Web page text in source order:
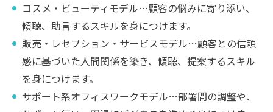
コスメ・ビューティモデル…顧客の悩みに寄り添い、
傾聴、助言するスキルを身につけます。
販売・レセプション・サービスモデル…顧客との信頼
感に基づいた人間関係を築き、傾聴、提案するスキル
を身につけます。
サポート系オフィスワークモデル…部署間の調整や、